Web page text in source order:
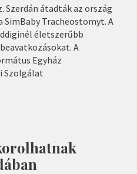
átadták az ország
Tracheostomyt. A
életszerűbb
A
Egyház
Szolgálat